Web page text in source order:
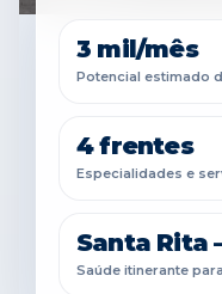
3 mil/mês
Potencial estimado
4 frentes
Especialidades e
Santa Rita
Saúde itinerante